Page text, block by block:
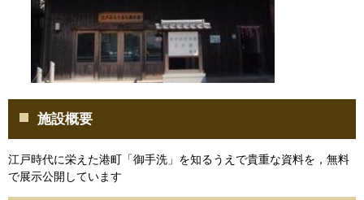
施設概要
江戸時代に栄えた港町「御手洗」を知るうえで貴重な資料を，無料
で展示公開しています